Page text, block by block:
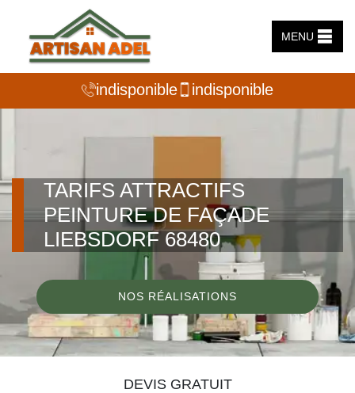
MENU
indisponible indisponible
TARIFS ATTRACTIFS
PEINTURE DE FAÇADE
LIEBSDORF 68480
NOS RÉALISATIONS
DEVIS GRATUIT